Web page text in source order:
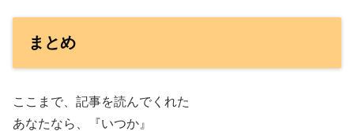
まとめ
ここまで、記事を読んでくれた
あなたなら、『いつか』